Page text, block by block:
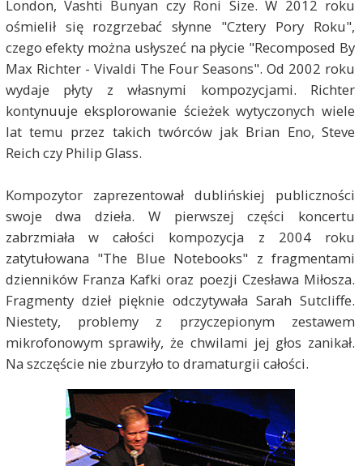
London, Vashti Bunyan czy Roni Size. W 2012 roku
ośmielił się rozgrzebać słynne "Cztery Pory Roku",
czego efekty można usłyszeć na płycie "Recomposed By
Max Richter - Vivaldi The Four Seasons". Od 2002 roku
wydaje płyty z własnymi kompozycjami. Richter
kontynuuje eksplorowanie ścieżek wytyczonych wiele
lat temu przez takich twórców jak Brian Eno, Steve
Reich czy Philip Glass.
Kompozytor zaprezentował dublińskiej publiczności
swoje dwa dzieła. W pierwszej części koncertu
zabrzmiała w całości kompozycja z 2004 roku
zatytułowana "The Blue Notebooks" z fragmentami
dzienników Franza Kafki oraz poezji Czesława Miłosza.
Fragmenty dzieł pięknie odczytywała Sarah Sutcliffe.
Niestety, problemy z przyczepionym zestawem
mikrofonowym sprawiły, że chwilami jej głos zanikał.
Na szczęście nie zburzyło to dramaturgii całości.